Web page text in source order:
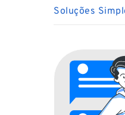
Soluções